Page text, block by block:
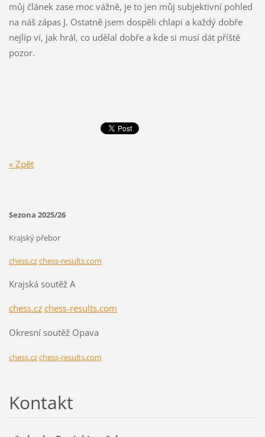
můj článek zase moc vážně, je to jen můj subjektivní pohled
na náš zápas J. Ostatně jsem dospěli chlapi a každý dobře
nejlíp ví, jak hrál, co udělal dobře a kde si musí dát příště
pozor.
« Zpět
Sezona 2025/26
Krajský přebor
chess.czchess-results.com
Krajská soutěž A
chess.cz chess-results.com
Okresní soutěž Opava
chess.czchess-results.com
Kontakt